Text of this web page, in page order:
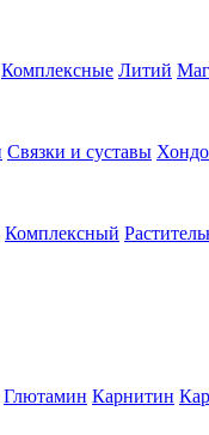
Комплексные Литий
Связки и суставы
Комплексный
Глютамин Карнитин